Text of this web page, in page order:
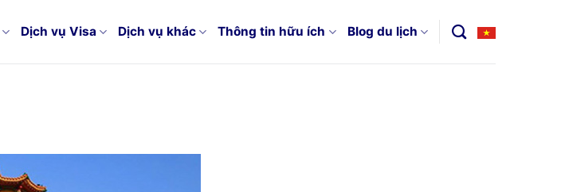
Dịch vụ Visa Dịch vụ khác Thông tin hữu ích Blog du lịch